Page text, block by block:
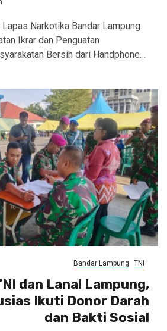
Lapas Narkotika Bandar Lampung
Ikrar dan Penguatan
Bersih dari Handphone…
Bandar Lampung TNI
dan Lanal Lampung,
Ikuti Donor Darah
dan Bakti Sosial